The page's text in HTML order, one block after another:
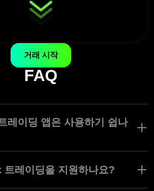
거래 시작
FAQ
레이딩 앱은 사용하기 쉽나
도구를 사용할 수 있도록 만들어졌습니다.
트레이딩을 지원하나요?